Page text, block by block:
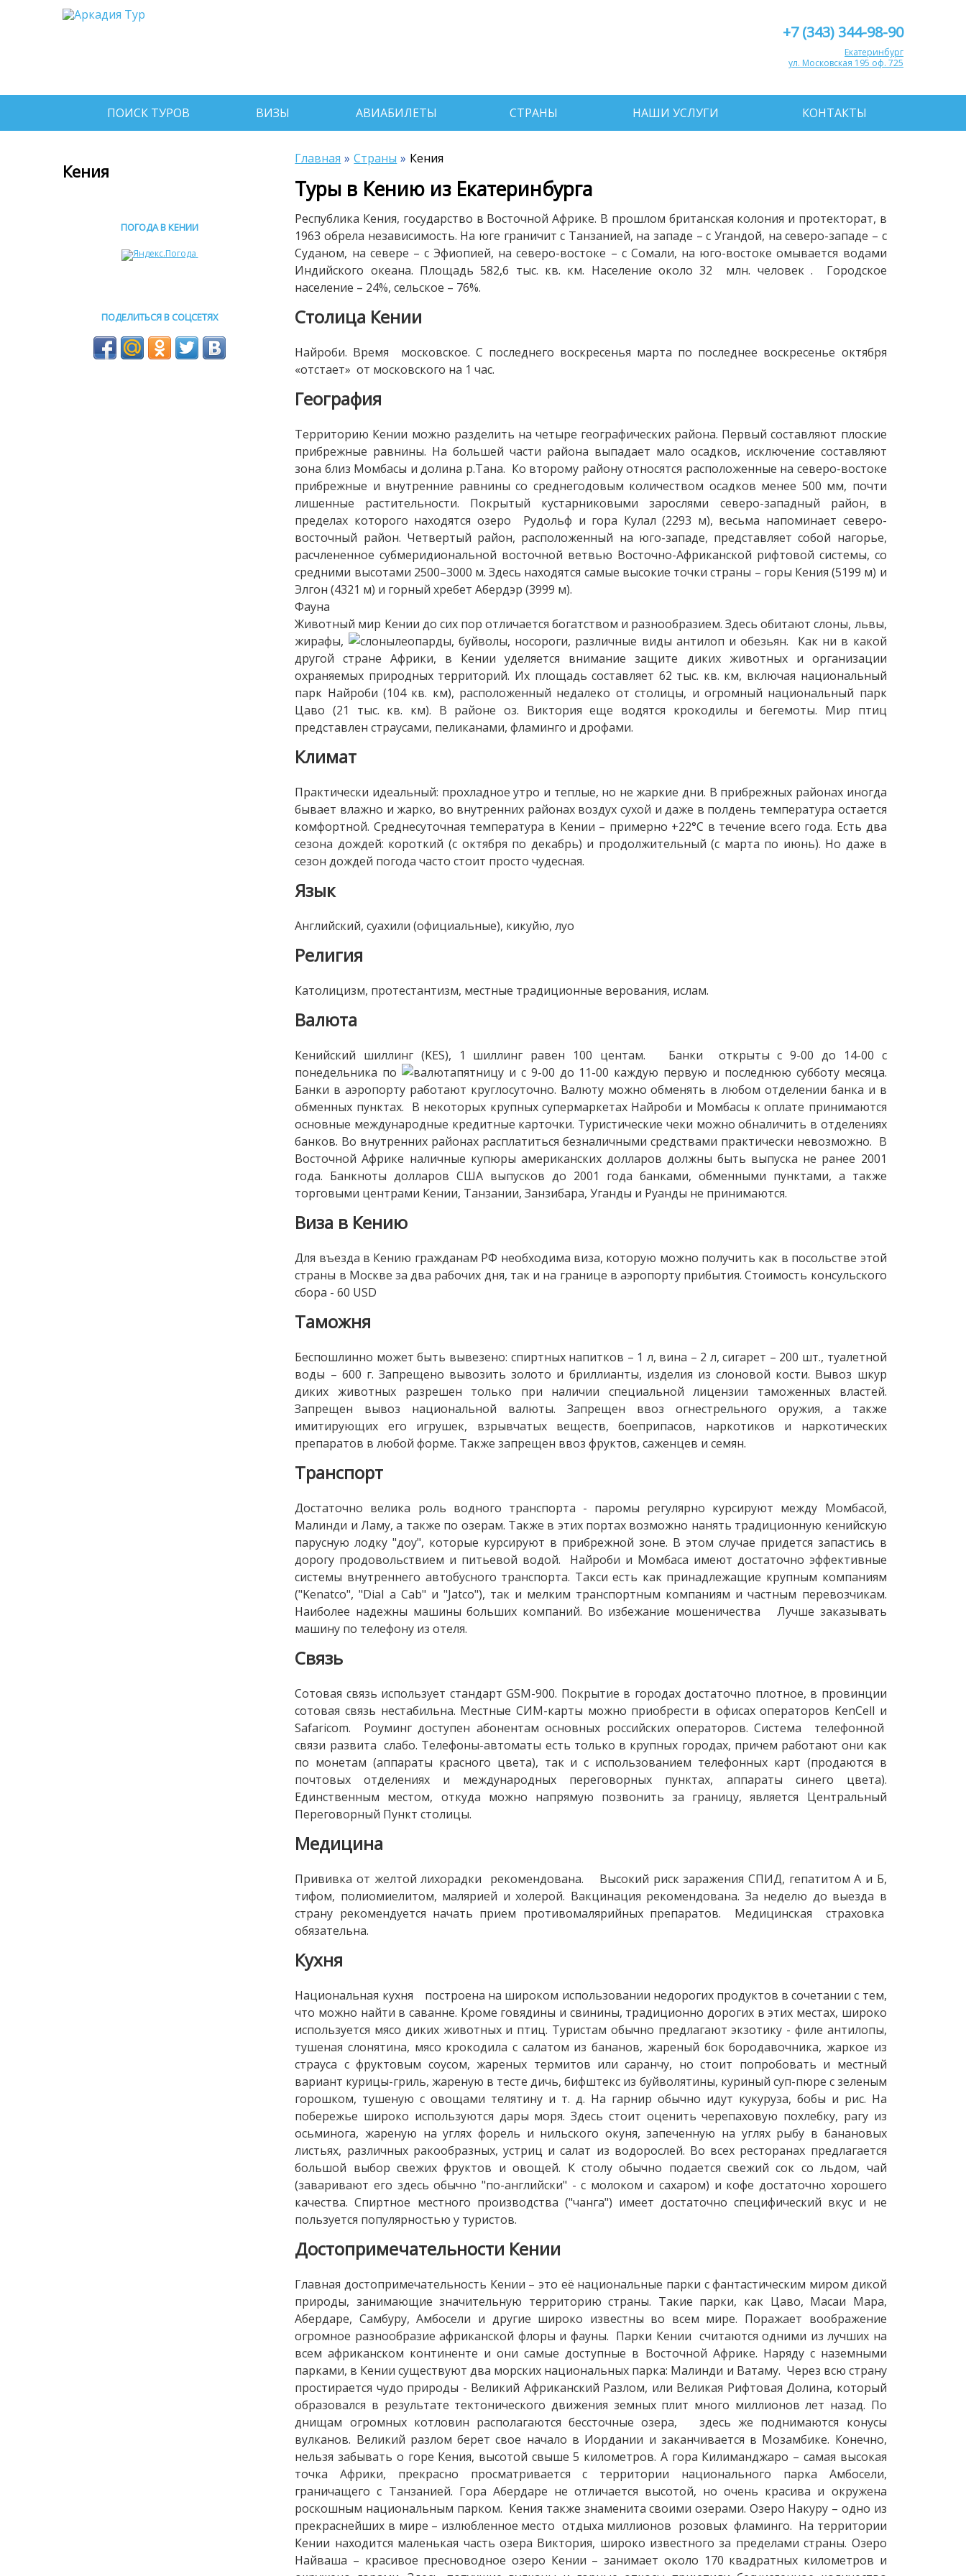
+7 (343) 344-98-90
Екатеринбург
ул. Московская 195 оф. 725
ПОИСК ТУРОВ ВИЗЫ АВИАБИЛЕТЫ СТРАНЫ НАШИ УСЛУГИ КОНТАКТЫ
Главная Страны Кения
Туры в Кению из Екатеринбурга
Республика Кения, государство в Восточной Африке. В прошлом британская колония и протекторат, в
1963 обрела независимость. На юге граничит с Танзанией, на западе – с Угандой, на северо-западе – с
Суданом, на севере – с Эфиопией, на северо-востоке – с Сомали, на юго-востоке омывается водами
Индийского океана. Площадь 582,6 тыс. кв. км. Население около 32 млн. человек . Городское
население – 24%, сельское – 76%.
Столица Кении
Найроби. Время московское. С последнего воскресенья марта по последнее воскресенье октября
«отстает» от московского на 1 час.
География
Территорию Кении можно разделить на четыре географических района. Первый составляют плоские
прибрежные равнины. На большей части района выпадает мало осадков, исключение составляют
зона близ Момбасы и долина р.Тана. Ко второму району относятся расположенные на северо-востоке
прибрежные и внутренние равнины со среднегодовым количеством осадков менее 500 мм, почти
лишенные растительности. Покрытый кустарниковыми зарослями северо-западный район, в
пределах которого находятся озеро Рудольф и гора Кулал (2293 м), весьма напоминает северо-
восточный район. Четвертый район, расположенный на юго-западе, представляет собой нагорье,
расчлененное субмеридиональной восточной ветвью Восточно-Африканской рифтовой системы, со
средними высотами 2500–3000 м. Здесь находятся самые высокие точки страны – горы Кения (5199 м) и
Элгон (4321 м) и горный хребет Абердэр (3999 м).
Фауна
Животный мир Кении до сих пор отличается богатством и разнообразием. Здесь обитают слоны, львы,
жирафы,
леопарды, буйволы, носороги, различные виды антилоп и обезьян. Как ни в какой
другой стране Африки, в Кении уделяется внимание защите диких животных и организации
охраняемых природных территорий. Их площадь составляет 62 тыс. кв. км, включая национальный
парк Найроби (104 кв. км), расположенный недалеко от столицы, и огромный национальный парк
Цаво (21 тыс. кв. км). В районе оз. Виктория еще водятся крокодилы и бегемоты. Мир птиц
представлен страусами, пеликанами, фламинго и дрофами.
Климат
Практически идеальный: прохладное утро и теплые, но не жаркие дни. В прибрежных районах иногда
бывает влажно и жарко, во внутренних районах воздух сухой и даже в полдень температура остается
комфортной. Среднесуточная температура в Кении – примерно +22°C в течение всего года. Есть два
сезона дождей: короткий (с октября по декабрь) и продолжительный (с марта по июнь). Но даже в
сезон дождей погода часто стоит просто чудесная.
Язык
Английский, суахили (официальные), кикуйю, луо
Религия
Католицизм, протестантизм, местные традиционные верования, ислам.
Валюта
Кенийский шиллинг (KES), 1 шиллинг равен 100 центам. Банки открыты с 9-00 до 14-00 с
понедельника по
пятницу и с 9-00 до 11-00 каждую первую и последнюю субботу месяца.
Банки в аэропорту работают круглосуточно. Валюту можно обменять в любом отделении банка и в
обменных пунктах. В некоторых крупных супермаркетах Найроби и Момбасы к оплате принимаются
основные международные кредитные карточки. Туристические чеки можно обналичить в отделениях
банков. Во внутренних районах расплатиться безналичными средствами практически невозможно. В
Восточной Африке наличные купюры американских долларов должны быть выпуска не ранее 2001
года. Банкноты долларов США выпусков до 2001 года банками, обменными пунктами, а также
торговыми центрами Кении, Танзании, Занзибара, Уганды и Руанды не принимаются.
Виза в Кению
Для въезда в Кению гражданам РФ необходима виза, которую можно получить как в посольстве этой
страны в Москве за два рабочих дня, так и на границе в аэропорту прибытия. Стоимость консульского
сбора - 60 USD
Таможня
Беспошлинно может быть вывезено: спиртных напитков – 1 л, вина – 2 л, сигарет – 200 шт., туалетной
воды – 600 г. Запрещено вывозить золото и бриллианты, изделия из слоновой кости. Вывоз шкур
диких животных разрешен только при наличии специальной лицензии таможенных властей.
Запрещен вывоз национальной валюты. Запрещен ввоз огнестрельного оружия, а также
имитирующих его игрушек, взрывчатых веществ, боеприпасов, наркотиков и наркотических
препаратов в любой форме. Также запрещен ввоз фруктов, саженцев и семян.
Транспорт
Достаточно велика роль водного транспорта - паромы регулярно курсируют между Момбасой,
Maлинди и Ламу, а также по озерам. Также в этих портах возможно нанять традиционную кенийскую
парусную лодку "доу", которые курсируют в прибрежной зоне. В этом случае придется запастись в
дорогу продовольствием и питьевой водой. Найроби и Момбаса имеют достаточно эффективные
системы внутреннего автобусного транспорта. Такси есть как принадлежащие крупным компаниям
("Kenatco", "Dial a Cab" и "Jatco"), так и мелким транспортным компаниям и частным перевозчикам.
Наиболее надежны машины больших компаний. Во избежание мошеничества Лучше заказывать
машину по телефону из отеля.
Связь
Сотовая связь использует стандарт GSM-900. Покрытие в городах достаточно плотное, в провинции
сотовая связь нестабильна. Местные СИМ-карты можно приобрести в офисах операторов KenCell и
Safaricom. Роуминг доступен абонентам основных российских операторов. Система телефонной
связи развита слабо. Телефоны-автоматы есть только в крупных городах, причем работают они как
по монетам (аппараты красного цвета), так и с использованием телефонных карт (продаются в
почтовых отделениях и международных переговорных пунктах, аппараты синего цвета).
Единственным местом, откуда можно напрямую позвонить за границу, является Центральный
Переговорный Пункт столицы.
Медицина
Прививка от желтой лихорадки рекомендована. Высокий риск заражения СПИД, гепатитом А и Б,
тифом, полиомиелитом, малярией и холерой. Вакцинация рекомендована. За неделю до выезда в
страну рекомендуется начать прием противомалярийных препаратов. Медицинская страховка
обязательна.
Кухня
Национальная кухня построена на широком использовании недорогих продуктов в сочетании с тем,
что можно найти в саванне. Кроме говядины и свинины, традиционно дорогих в этих местах, широко
используется мясо диких животных и птиц. Туристам обычно предлагают экзотику - филе антилопы,
тушеная слонятина, мясо крокодила с салатом из бананов, жареный бок бородавочника, жаркое из
страуса с фруктовым соусом, жареных термитов или саранчу, но стоит попробовать и местный
вариант курицы-гриль, жареную в тесте дичь, бифштекс из буйволятины, куриный суп-пюре с зеленым
горошком, тушеную с овощами телятину и т. д. На гарнир обычно идут кукуруза, бобы и рис. На
побережье широко используются дары моря. Здесь стоит оценить черепаховую похлебку, рагу из
осьминога, жареную на углях форель и нильского окуня, запеченную на углях рыбу в банановых
листьях, различных ракообразных, устриц и салат из водорослей. Во всех ресторанах предлагается
большой выбор свежих фруктов и овощей. К столу обычно подается свежий сок со льдом, чай
(заваривают его здесь обычно "по-английски" - с молоком и сахаром) и кофе достаточно хорошего
качества. Спиртное местного производства ("чанга") имеет достаточно специфический вкус и не
пользуется популярностью у туристов.
Достопримечательности Кении
Главная достопримечательность Кении – это её национальные парки с фантастическим миром дикой
природы, занимающие значительную территорию страны. Такие парки, как Цаво, Масаи Мара,
Абердаре, Самбуру, Амбосели и другие широко известны во всем мире. Поражает воображение
огромное разнообразие африканской флоры и фауны. Парки Кении считаются одними из лучших на
всем африканском континенте и они самые доступные в Восточной Африке. Наряду с наземными
парками, в Кении существуют два морских национальных парка: Малинди и Ватаму. Через всю страну
простирается чудо природы - Великий Африканский Разлом, или Великая Рифтовая Долина, который
образовался в результате тектонического движения земных плит много миллионов лет назад. По
днищам огромных котловин располагаются бессточные озера, здесь же поднимаются конусы
вулканов. Великий разлом берет свое начало в Иордании и заканчивается в Мозамбике. Конечно,
нельзя забывать о горе Кения, высотой свыше 5 километров. А гора Килиманджаро – самая высокая
точка Африки, прекрасно просматривается с территории национального парка Амбосели,
граничащего с Танзанией. Гора Абердаре не отличается высотой, но очень красива и окружена
роскошным национальным парком. Кения также знаменита своими озерами. Озеро Накуру – одно из
прекраснейших в мире – излюбленное место отдыха миллионов розовых фламинго. На территории
Кении находится маленькая часть озера Виктория, широко известного за пределами страны. Озеро
Найваша – красивое пресноводное озеро Кении – занимает около 170 квадратных километров и
Кения
ПОГОДА В КЕНИИ
ПОДЕЛИТЬСЯ В СОЦСЕТЯХ